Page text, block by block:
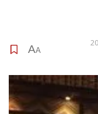
A
A